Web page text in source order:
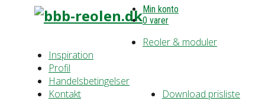
Min konto
0 varer
Reoler & moduler
Inspiration
Profil
Handelsbetingelser
Download prisliste
Kontakt